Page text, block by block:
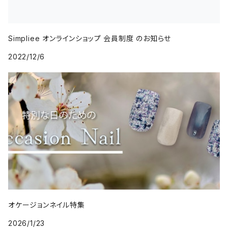
Simpliee オンラインショップ 会員制度 のお知らせ
2022/12/6
オケージョンネイル特集
2026/1/23